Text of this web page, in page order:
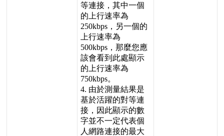
等連接 ，其中一個
的 上行速率為
250kbps ， 另一個的
上行速率為
500kbps ，那麼您應
該會看到 此處顯示
的 上行速率為
750kbps。
4. 由於測量結果是
基於活躍的對等連
接 ， 因 此顯示的數
字並不一定代表個
人網路連接的最大